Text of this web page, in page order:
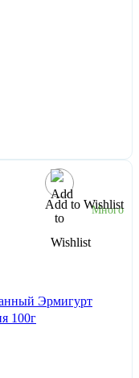
Add to Wishlist
Много
Эрмигурт
100г